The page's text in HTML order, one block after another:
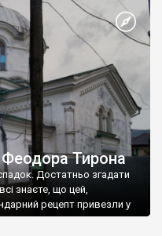
Тирона
Достатньо згадати
знаєте, що цей,
рецепт привезли у